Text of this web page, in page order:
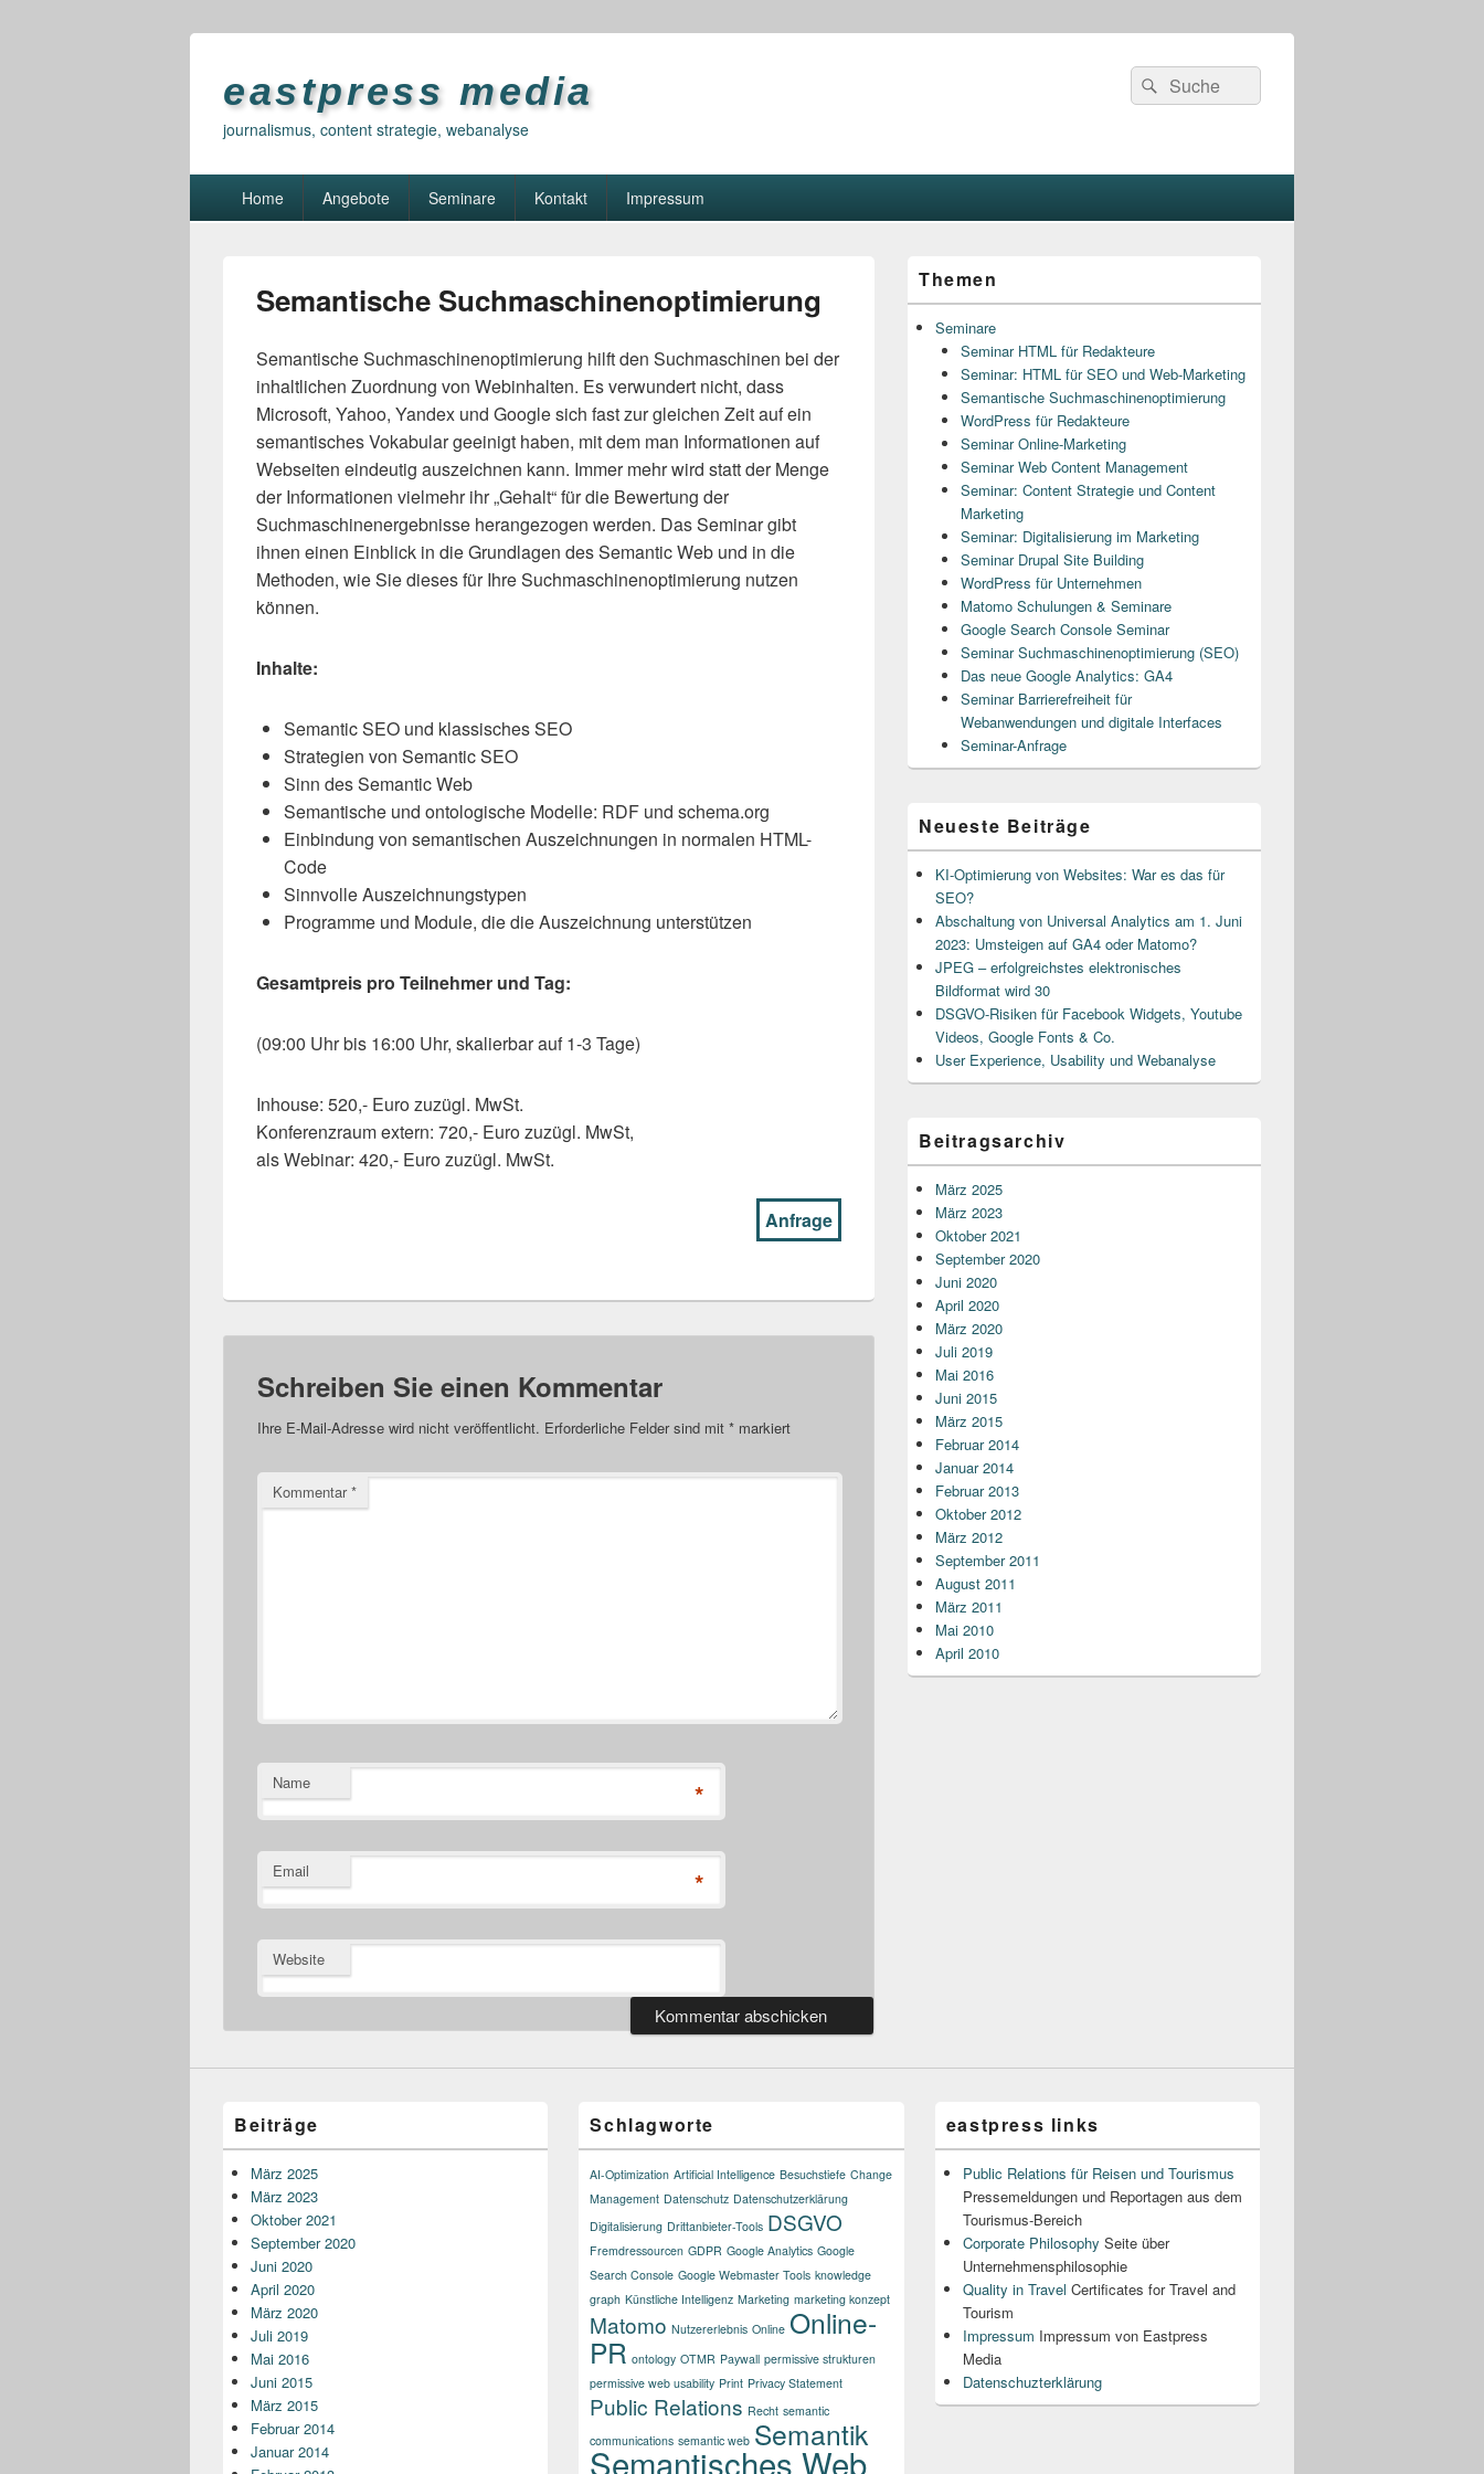
eastpress media
journalismus, content strategie, webanalyse
Search
for:
Search
Home Angebote Seminare Kontakt Impressum
Semantische Suchmaschinenoptimierung
Semantische Suchmaschinenoptimierung hilft den Suchmaschinen bei der
inhaltlichen Zuordnung von Webinhalten. Es verwundert nicht, dass
Microsoft, Yahoo, Yandex und Google sich fast zur gleichen Zeit auf ein
semantisches Vokabular geeinigt haben, mit dem man Informationen auf
Webseiten eindeutig auszeichnen kann. Immer mehr wird statt der Menge
der Informationen vielmehr ihr „Gehalt“ für die Bewertung der
Suchmaschinenergebnisse herangezogen werden. Das Seminar gibt
ihnen einen Einblick in die Grundlagen des Semantic Web und in die
Methoden, wie Sie dieses für Ihre Suchmaschinenoptimierung nutzen
können.
Inhalte:
Semantic SEO und klassisches SEO
Strategien von Semantic SEO
Sinn des Semantic Web
Semantische und ontologische Modelle: RDF und schema.org
Einbindung von semantischen Auszeichnungen in normalen HTML-
Code
Sinnvolle Auszeichnungstypen
Programme und Module, die die Auszeichnung unterstützen
Gesamtpreis pro Teilnehmer und Tag:
(09:00 Uhr bis 16:00 Uhr, skalierbar auf 1-3 Tage)
Inhouse: 520,- Euro zuzügl. MwSt.
Konferenzraum extern: 720,- Euro zuzügl. MwSt,
als Webinar: 420,- Euro zuzügl. MwSt.
Anfrage
Schreiben Sie einen Kommentar
Ihre E-Mail-Adresse wird nicht veröffentlicht. Erforderliche Felder sind mit * markiert
Kommentar*
Name *
Email *
Website
Sidebar
Widget
Area
Themen
Seminare
Seminar HTML für Redakteure
Seminar: HTML für SEO und Web-Marketing
Semantische Suchmaschinenoptimierung
WordPress für Redakteure
Seminar Online-Marketing
Seminar Web Content Management
Seminar: Content Strategie und Content
Marketing
Seminar: Digitalisierung im Marketing
Seminar Drupal Site Building
WordPress für Unternehmen
Matomo Schulungen & Seminare
Google Search Console Seminar
Seminar Suchmaschinenoptimierung (SEO)
Das neue Google Analytics: GA4
Seminar Barrierefreiheit für
Webanwendungen und digitale Interfaces
Seminar-Anfrage
Neueste Beiträge
KI-Optimierung von Websites: War es das für
SEO?
Abschaltung von Universal Analytics am 1. Juni
2023: Umsteigen auf GA4 oder Matomo?
JPEG – erfolgreichstes elektronisches
Bildformat wird 30
DSGVO-Risiken für Facebook Widgets, Youtube
Videos, Google Fonts & Co.
User Experience, Usability und Webanalyse
Beitragsarchiv
März 2025
März 2023
Oktober 2021
September 2020
Juni 2020
April 2020
März 2020
Juli 2019
Mai 2016
Juni 2015
März 2015
Februar 2014
Januar 2014
Februar 2013
Oktober 2012
März 2012
September 2011
August 2011
März 2011
Mai 2010
April 2010
Beiträge
März 2025
März 2023
Oktober 2021
September 2020
Juni 2020
April 2020
März 2020
Juli 2019
Mai 2016
Juni 2015
März 2015
Februar 2014
Januar 2014
Schlagworte
AI-Optimization Artificial Intelligence Besuchstiefe Change
Management Datenschutz Datenschutzerklärung
Digitalisierung Drittanbieter-Tools DSGVO
Fremdressourcen GDPR Google Analytics Google
Search Console Google Webmaster Tools knowledge
graph Künstliche Intelligenz Marketing marketing konzept
Matomo Nutzererlebnis Online Online-
PR ontology OTMR Paywall permissive strukturen
permissive web usability Print Privacy Statement
Public Relations Recht semantic
communications semantic web Semantik
Semantisches Web
eastpress links
Public Relations für Reisen und Tourismus
Pressemeldungen und Reportagen aus dem
Tourismus-Bereich
Corporate Philosophy Seite über
Unternehmensphilosophie
Quality in Travel Certificates for Travel and
Tourism
Impressum Impressum von Eastpress
Media
Datenschuzterklärung